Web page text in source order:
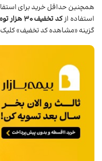
استفاده ازکد تخفیف 30 هزار تومانی دیجی کالا جت
گزینه «مشاهده کد تخفیف» کلیک